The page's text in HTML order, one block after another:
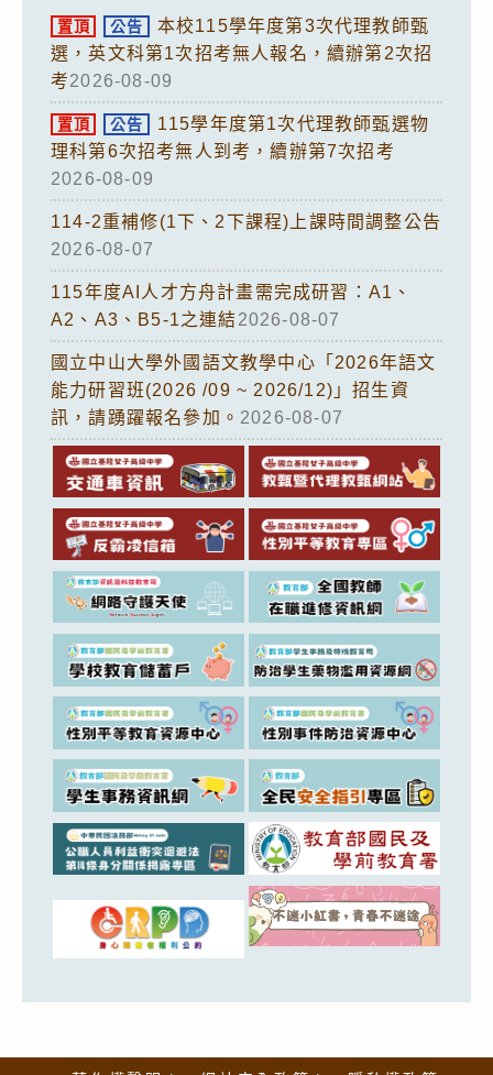
置頂 公告
本校115學年度第3次代理教師甄
選，英文科第1次招考無人報名，續辦第2次招
考2026-08-09
置頂 公告
115學年度第1次代理教師甄選物
理科第6次招考無人到考，續辦第7次招考
2026-08-09
114-2重補修(1下、2下課程)上課時間調整公告
2026-08-07
115年度AI人才方舟計畫需完成研習：A1、
A2、A3、B5-1之連結2026-08-07
國立中山大學外國語文教學中心「2026年語文
能力研習班(2026 /09 ~ 2026/12)」招生資
訊，請踴躍報名參加。 2026-08-07